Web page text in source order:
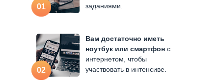
заданиями.
01
Вам достаточно иметь
ноутбук или смартфон с
интернетом, чтобы
участвовать в интенсиве.
02